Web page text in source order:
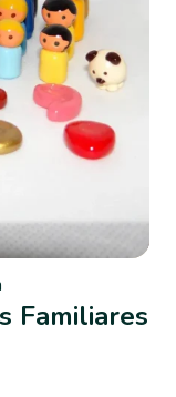
Familiares